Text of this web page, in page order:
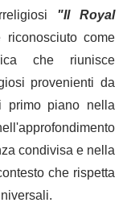
"Il Royal
come
che riunisce
provenienti da
piano nella
condivisa e nella
che rispetta